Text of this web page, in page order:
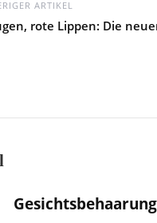
ARTIKEL
rote Lippen: Die